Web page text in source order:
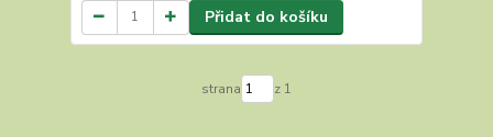
Přidat do košíku
strana z 1